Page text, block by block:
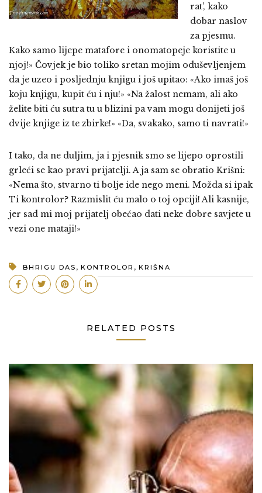
rat’, kako
dobar naslov
za pjesmu.
Kako samo lijepe matafore i onomatopeje koristite u
njoj!» Čovjek je bio toliko sretan mojim oduševljenjem
da je uzeo i posljednju knjigu i još upitao: «Ako imaš još
koju knjigu, kupit ću i nju!» «Na žalost nemam, ali ako
želite biti ću sutra tu u blizini pa vam mogu donijeti još
dvije knjige iz te zbirke!» «Da, svakako, samo ti navrati!»
I tako, da ne duljim, ja i pjesnik smo se lijepo oprostili
grleći se kao pravi prijatelji. A ja sam se obratio Krišni:
«Nema što, stvarno ti bolje ide nego meni. Možda si ipak
Ti kontrolor? Razmislit ću malo o toj opciji! Ali kasnije,
jer sad mi moj prijatelj obećao dati neke dobre savjete u
vezi one mataji!»
BHRIGU DAS , KONTROLOR , KRIŠNA
RELATED POSTS